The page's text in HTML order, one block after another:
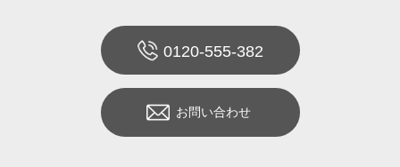
0120-555-382
お問い合わせ